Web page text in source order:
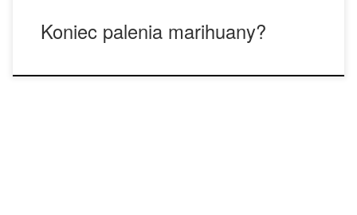
Koniec palenia marihuany?